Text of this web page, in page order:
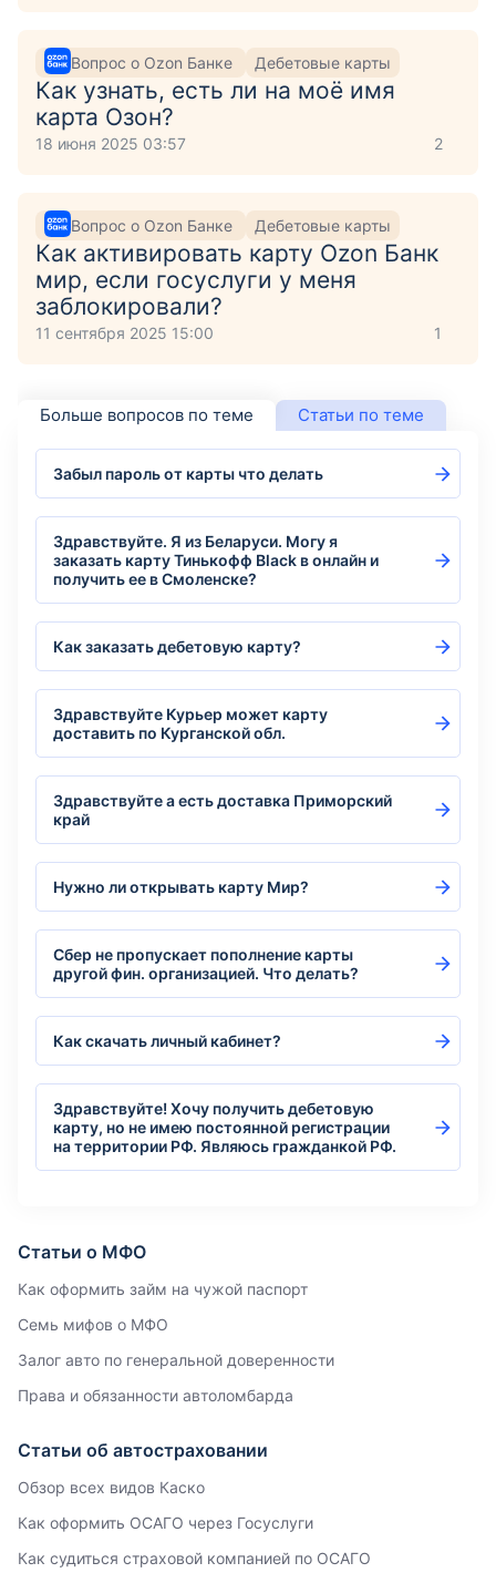
Вопрос о Ozon Банке Дебетовые карты
Как узнать, есть ли на моё имя
карта Озон?
18 июня 2025 03:57 2
Вопрос о Ozon Банке Дебетовые карты
Как активировать карту Ozon Банк
мир, если госуслуги у меня
заблокировали?
11 сентября 2025 15:00 1
Больше вопросов по теме Статьи по теме
Забыл пароль от карты что делать
Здравствуйте. Я из Беларуси. Могу я
заказать карту Тинькофф Black в онлайн и
получить ее в Смоленске?
Как заказать дебетовую карту?
Здравствуйте Курьер может карту
доставить по Курганской обл.
Здравствуйте а есть доставка Приморский
край
Нужно ли открывать карту Мир?
Сбер не пропускает пополнение карты
другой фин. организацией. Что делать?
Как скачать личный кабинет?
Здравствуйте! Хочу получить дебетовую
карту, но не имею постоянной регистрации
на территории РФ. Являюсь гражданкой РФ.
Статьи о МФО
Как оформить займ на чужой паспорт
Семь мифов о МФО
Залог авто по генеральной доверенности
Права и обязанности автоломбарда
Статьи об автостраховании
Обзор всех видов Каско
Как оформить ОСАГО через Госуслуги
Как судиться страховой компанией по ОСАГО